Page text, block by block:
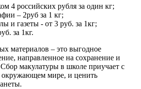
4 российских рубля за один кг;
– 2руб за 1 кг;
и газеты - от 3 руб. за 1кг;
за 1кг.
материалов – это выгодное
направленное на сохранение и
макулатуры в школе приучает с
окружающем мире, и ценить